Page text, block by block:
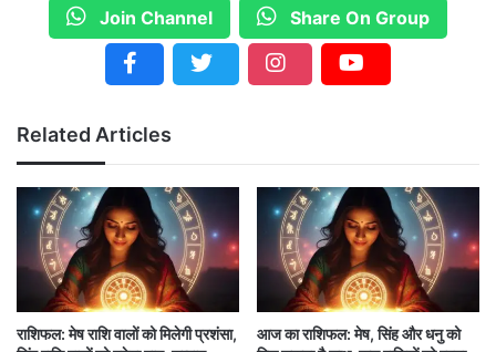
चंद्रमा: कन्या राशि में
: कुंभ राशि में
मेष राशि (Aries)
दिन की शुरुआत:
आज का दिन आत्मचिंतन और परिवार के साथ समय बिताने
के लिए उपयुक्त है। कार्यक्षेत्र में शांति बनी रहेगी, लेकिन
भविष्य की योजनाओं पर विचार कर सकते हैं। व्यापारियों को
Join Channel Share On Group
Related Articles
राशिफल: मेष राशि वालों को मिलेगी प्रशंसा,
आज का राशिफल: मेष, सिंह और धनु को